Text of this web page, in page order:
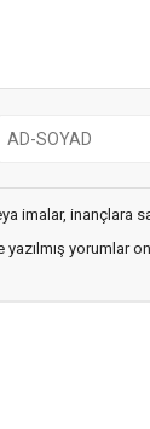
imalar, inançlara
yorumlar